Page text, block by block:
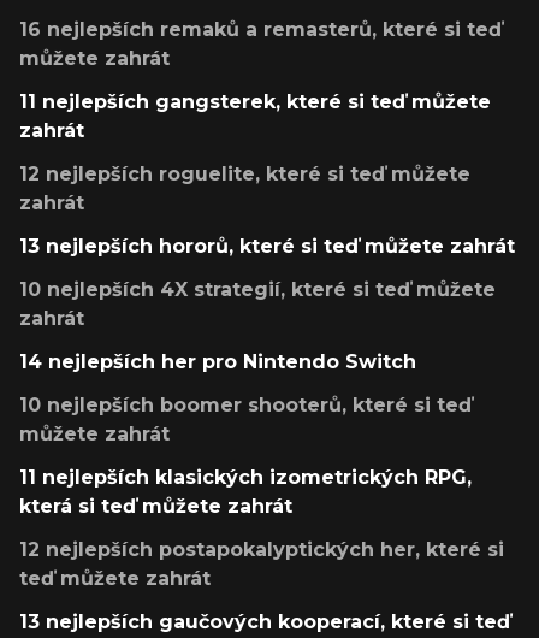
16 nejlepších remaků a remasterů, které si teď
můžete zahrát
11 nejlepších gangsterek, které si teď můžete
zahrát
12 nejlepších roguelite, které si teď můžete
zahrát
13 nejlepších hororů, které si teď můžete zahrát
10 nejlepších 4X strategií, které si teď můžete
zahrát
14 nejlepších her pro Nintendo Switch
10 nejlepších boomer shooterů, které si teď
můžete zahrát
11 nejlepších klasických izometrických RPG,
která si teď můžete zahrát
12 nejlepších postapokalyptických her, které si
teď můžete zahrát
13 nejlepších gaučových kooperací, které si teď